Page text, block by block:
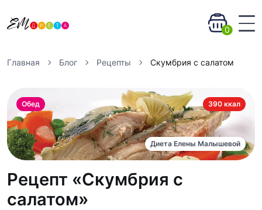
0
Главная Блог Рецепты Скумбрия с салатом
390 ккал
Обед
Диета Елены Малышевой
Рецепт «Скумбрия с
салатом»